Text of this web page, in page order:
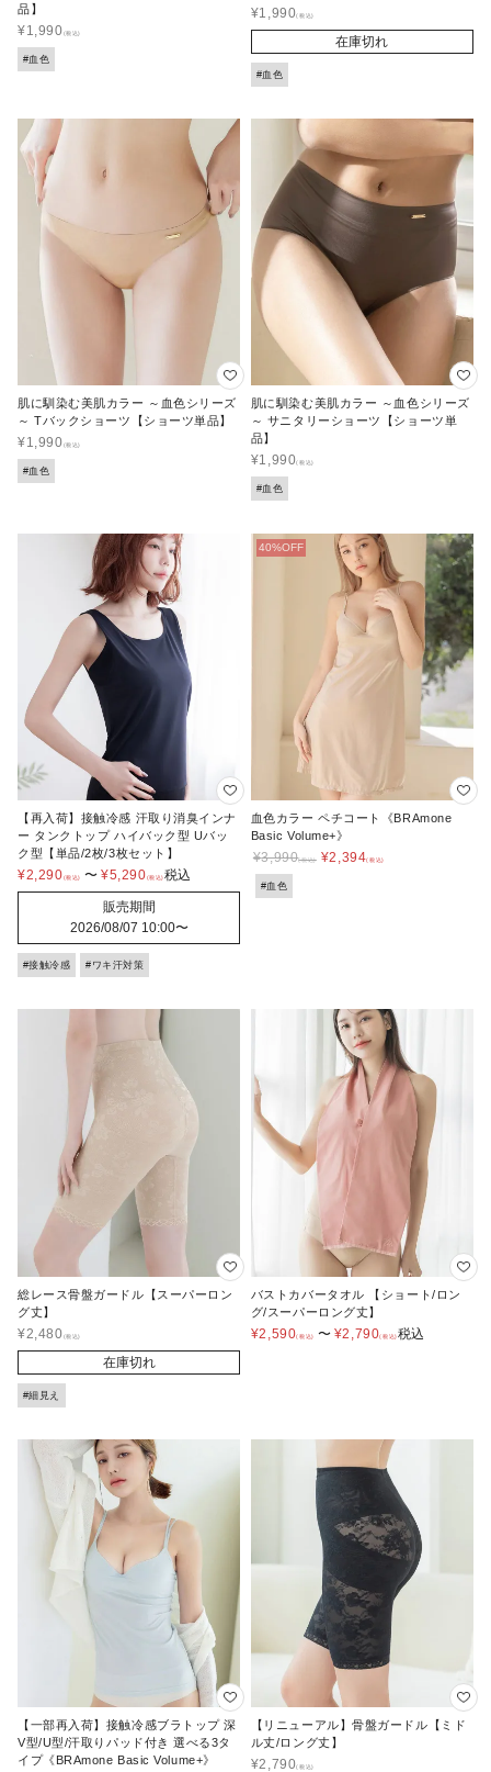
品】
¥1,990
#血色
¥1,990
在庫切れ
#血色
肌に馴染む美肌カラー ～血色シリーズ
～ Tバックショーツ【ショーツ単品】
¥1,990
#血色
肌に馴染む美肌カラー ～血色シリーズ
～ サニタリーショーツ【ショーツ単
品】
¥1,990
#血色
【再入荷】接触冷感 汗取り消臭インナ
ー タンクトップ ハイバック型 Uバッ
ク型【単品/2枚/3枚セット】
¥2,290 〜 ¥5,290 税込
販売期間
2026/08/07 10:00〜
#接触冷感 #ワキ汗対策
血色カラー ペチコート《BRAmone
Basic Volume+》
¥3,990 ¥2,394
#血色
総レース骨盤ガードル【スーパーロン
グ丈】
¥2,480
在庫切れ
#細見え
バストカバータオル 【ショート/ロン
グ/スーパーロング丈】
¥2,590 〜 ¥2,790 税込
【一部再入荷】接触冷感ブラトップ 深
V型/U型/汗取りパッド付き 選べる3タ
イプ《BRAmone Basic Volume+》
【リニューアル】骨盤ガードル【ミド
ル丈/ロング丈】
¥2,790